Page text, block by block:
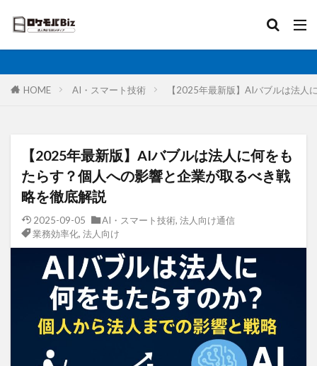
HOME AI・スマート技術 【2025年最新版】AIバブルは法人
【2025年最新版】AIバブルは法人に何をも
たらす？個人への影響と企業が取るべき戦
略を徹底解説
2025-09-05 AI・スマート技術, 法人向け通信
業務効率化, 法人向け
比較 固定IP IoT 無制限 ロケットモバイル
タグ
土木工事 格安SIM
映像伝送
建設業
建築現場
大手キャリア
大容量プラン
固定IP
水道工事
卸売業
写真測量
再生エネルギー
光回線
レーザー測量
ルーター
リモートワーク
業務効率化
法人向け
ホームルーター
衛星通信
電気設備管理
量子コンピュータ
遠隔監視
道路管理
運送業